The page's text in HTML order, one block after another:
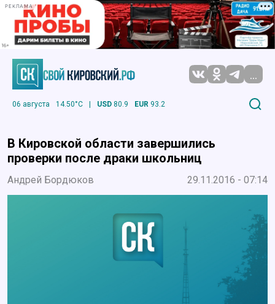
РЕКЛАМА
...
06 августа 14.50°C | USD 80.9 EUR 93.2
В Кировской области завершились
проверки после драки школьниц
Андрей Бордюков 29.11.2016 - 07:14